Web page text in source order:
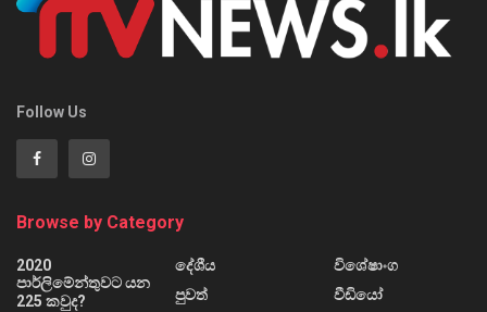
Follow Us
Browse by Category
2020
පාර්ලිමේන්තුවට යන
225 කවුද?
දේශීය
පුවත්
විශේෂාංග
වීඩියෝ